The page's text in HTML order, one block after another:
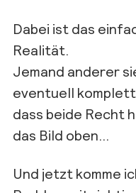
Dabei ist das
Realität.
Jemand anderer
eventuell
dass beide Recht
das Bild oben…
Und jetzt komme